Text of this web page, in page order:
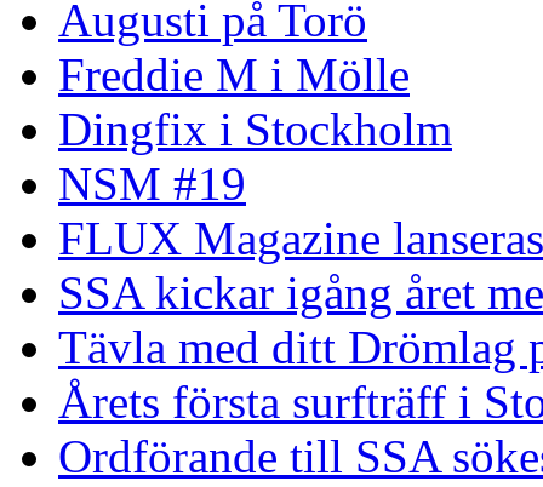
Augusti på Torö
Freddie M i Mölle
Dingfix i Stockholm
NSM #19
FLUX Magazine lanseras
SSA kickar igång året
Tävla med ditt Drömlag
Årets första surfträff i
Ordförande till SSA